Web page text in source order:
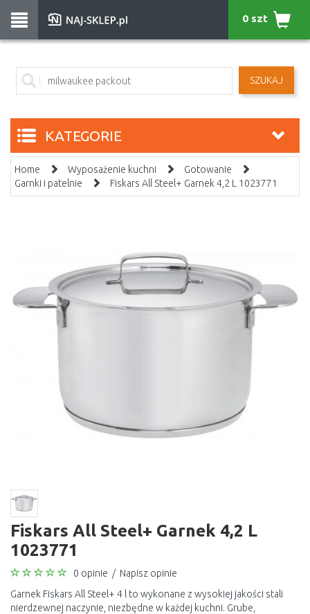
SZUKAJ
0 szt
KATEGORIE
Home Wyposażenie kuchni
Gotowanie
Garnki i patelnie
Fiskars All Steel+ Garnek 4,2 L 1023771
Fiskars All Steel+ Garnek 4,2 L
1023771
0 opinie / Napisz opinie
Garnek Fiskars All Steel+ 4 l to wykonane z wysokiej jakości stali
nierdzewnej naczynie, niezbędne w każdej kuchni. Grube,